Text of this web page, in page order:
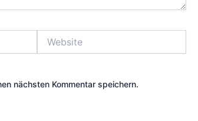
nächsten Kommentar speichern.